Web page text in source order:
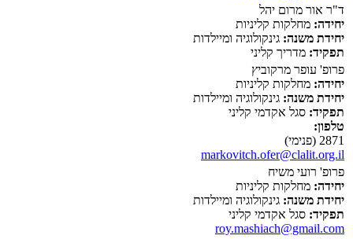
ד"ר אור מרום יהל
יחידה: מחלקות קליניות
יחידת משנה: גינקולוגיה ומיילדות
תפקיד: מדריך קליני
פרופ' עופר מרקוביץ
יחידה: מחלקות קליניות
יחידת משנה: גינקולוגיה ומיילדות
תפקיד: סגל אקדמי קליני
טלפון:
2871 (פנימי)
markovitch.ofer@clalit.org.il
פרופ' רועי משיח
יחידה: מחלקות קליניות
יחידת משנה: גינקולוגיה ומיילדות
תפקיד: סגל אקדמי קליני
roy.mashiach@gmail.com